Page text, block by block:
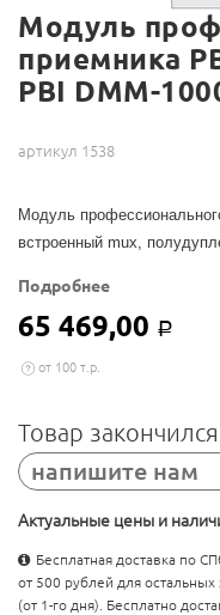
Модуль
приемника
PBI DMM-
артикул 1538
Модуль
встроенный mux,
Подробнее
65 469,00 Р
от 100 т.р.
Товар
напишите нам
Актуальные цены и
Бесплатная доставка по
от 500 рублей для
(от 1-го дня). Бесплатно